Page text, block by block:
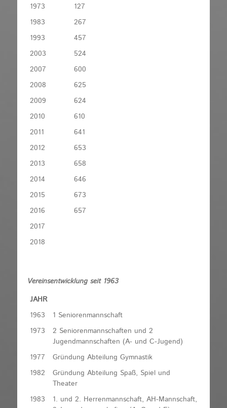
1973
127
1983
267
1993
457
2003
524
2007
600
2008
625
2009
624
2010
610
2011
641
2012
653
2013
658
2014
646
2015
673
2016
657
2017
2018
Vereinsentwicklung seit 1963
JAHR
1963
1 Seniorenmannschaft
1973
2 Seniorenmannschaften und 2
Jugendmannschaften (A- und C-Jugend)
1977
Gründung Abteilung Gymnastik
1982
Gründung Abteilung Spaß, Spiel und
Theater
1983
1. und 2. Herrenmannschaft, AH-Mannschaft,